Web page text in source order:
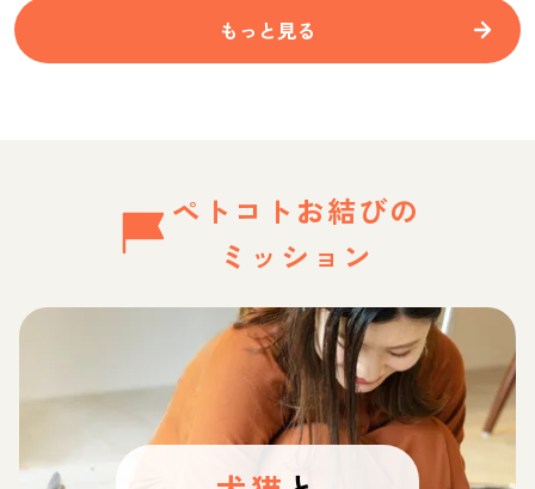
もっと見る
ペトコトお結びの
ミッション